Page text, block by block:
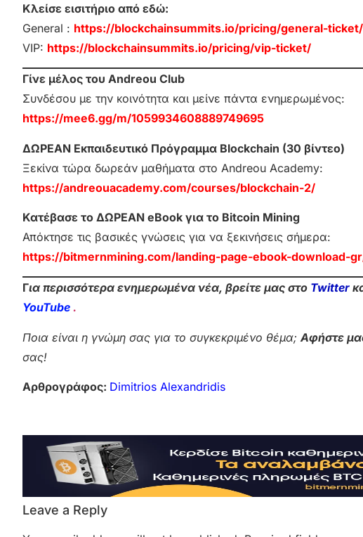
Κλείσε εισιτήριο από εδώ:
General : https://blockchainsummits.io/pricing/general-ticket/
VIP: https://blockchainsummits.io/pricing/vip-ticket/
Γίνε μέλος του Andreou Club
Συνδέσου με την κοινότητα και μείνε πάντα ενημερωμένος:
https://mee6.gg/m/1059934608889749695
ΔΩΡΕΑΝ Εκπαιδευτικό Πρόγραμμα Blockchain (30 βίντεο)
Ξεκίνα τώρα δωρεάν μαθήματα στο Andreou Academy:
https://andreouacademy.com/courses/blockchain-2/
Κατέβασε το ΔΩΡΕΑΝ eBook για το Bitcoin Mining
Απόκτησε τις βασικές γνώσεις για να ξεκινήσεις σήμερα:
https://bitmernmining.com/landing-page-ebook-download-
Για περισσότερα ενημερωμένα νέα, βρείτε μας στο Twitter
YouTube .
Ποια είναι η γνώμη σας για το συγκεκριμένο θέμα; Αφήστε
σας!
Αρθρογράφος: Dimitrios Alexandridis
Leave a Reply